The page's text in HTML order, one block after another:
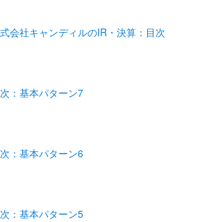
会社キャンディルのIR・決算：目次
：基本パターン7
：基本パターン6
：基本パターン5